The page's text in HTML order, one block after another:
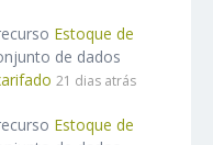
Estoque de
de dados
21 dias atrás
Estoque de